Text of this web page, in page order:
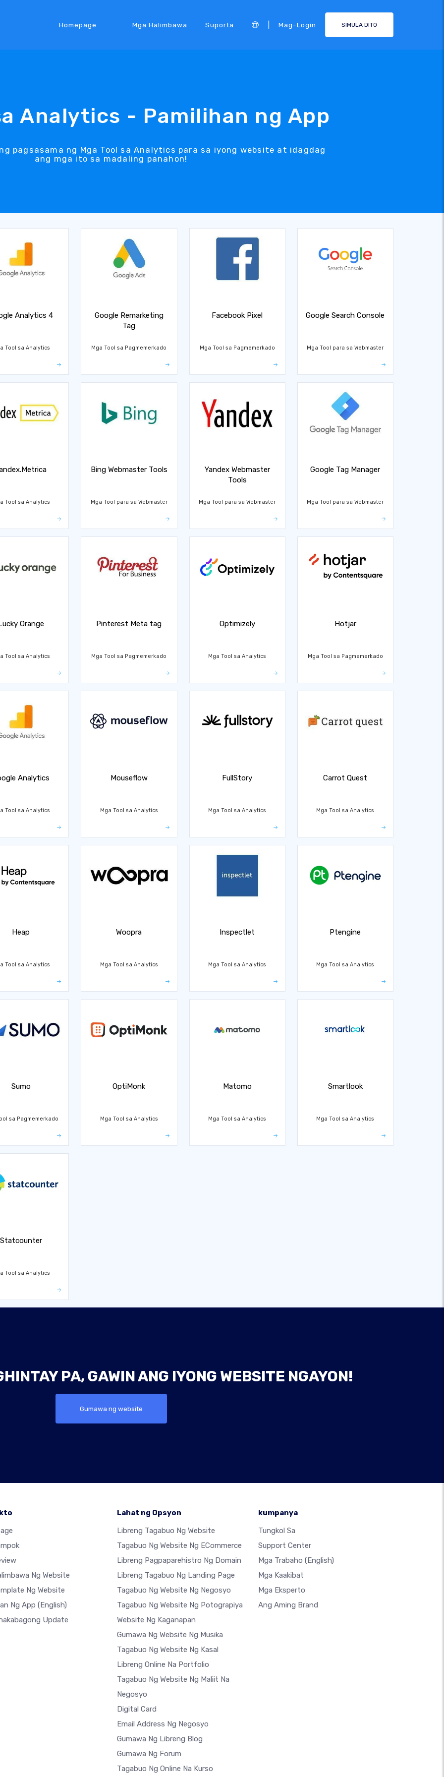
Homepage Mga Halimbawa Suporta Mag-Login SIMULA DITO
Analytics - Pamilihan ng App
pagsasama ng Mga Tool sa Analytics para sa iyong website at idagdag
ang mga ito sa madaling panahon!
Analytics 4
Tool sa Analytics
Google Remarketing
Tag
Mga Tool sa Pagmemerkado
Facebook Pixel
Mga Tool sa Pagmemerkado
Google Search Console
Mga Tool para sa Webmaster
Tool sa Analytics
Bing Webmaster Tools
Mga Tool para sa Webmaster
Yandex Webmaster
Tools
Mga Tool para sa Webmaster
Google Tag Manager
Mga Tool para sa Webmaster
Orange
Tool sa Analytics
Pinterest Meta tag
Mga Tool sa Pagmemerkado
Optimizely
Mga Tool sa Analytics
Hotjar
Mga Tool sa Pagmemerkado
Analytics
Tool sa Analytics
Mouseflow
Mga Tool sa Analytics
FullStory
Mga Tool sa Analytics
Carrot Quest
Mga Tool sa Analytics
Heap
Tool sa Analytics
Woopra
Mga Tool sa Analytics
Inspectlet
Mga Tool sa Analytics
Ptengine
Mga Tool sa Analytics
Sumo
sa Pagmemerkado
OptiMonk
Mga Tool sa Analytics
Matomo
Mga Tool sa Analytics
Smartlook
Mga Tool sa Analytics
Statcounter
Tool sa Analytics
PA, GAWIN ANG IYONG WEBSITE NGAYON!
Gumawa ng website
Ng Website
Ng Website
Ng App (English)
Update
Lahat ng Opsyon
Libreng Tagabuo Ng Website
Tagabuo Ng Website Ng ECommerce
Libreng Pagpaparehistro Ng Domain
Libreng Tagabuo Ng Landing Page
Tagabuo Ng Website Ng Negosyo
Tagabuo Ng Website Ng Potograpiya
Website Ng Kaganapan
Gumawa Ng Website Ng Musika
Tagabuo Ng Website Ng Kasal
Libreng Online Na Portfolio
Tagabuo Ng Website Ng Maliit Na
Negosyo
Digital Card
Email Address Ng Negosyo
Gumawa Ng Libreng Blog
Gumawa Ng Forum
Tagabuo Ng Online Na Kurso
kumpanya
Tungkol Sa
Support Center
Mga Trabaho (English)
Mga Kaakibat
Mga Eksperto
Ang Aming Brand